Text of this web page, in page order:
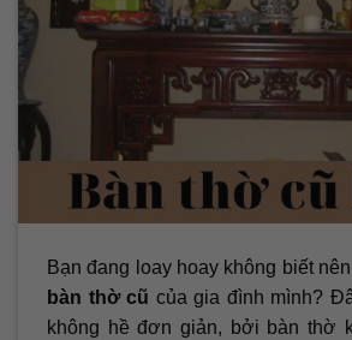
Bạn đang loay hoay không biết
bàn thờ cũ của gia đình mình?
không hề đơn giản, bởi bàn thờ